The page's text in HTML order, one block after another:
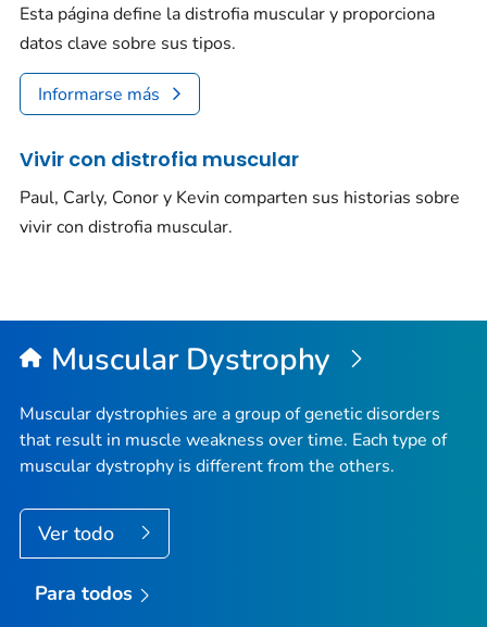
Esta página define la distrofia muscular y proporciona
datos clave sobre sus tipos.
Informarse más
Vivir con distrofia muscular
Paul, Carly, Conor y Kevin comparten sus historias sobre
vivir con distrofia muscular.
Muscular Dystrophy
Muscular dystrophies are a group of genetic disorders
that result in muscle weakness over time. Each type of
muscular dystrophy is different from the others.
Ver todo
Para todos